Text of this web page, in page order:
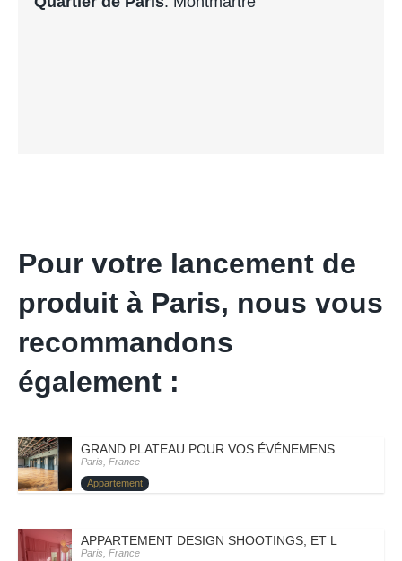
Pour votre lancement de
produit à Paris, nous vous
recommandons
également :
GRAND PLATEAU POUR VOS ÉVÉNEMENS – PARIS
Paris, France
Appartement
APPARTEMENT DESIGN SHOOTINGS, ET
Paris, France